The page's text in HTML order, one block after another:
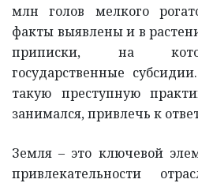
млн голов мелкого
факты выявлены и в
приписки, на
государственные
такую преступную
занимался, привлечь к
Земля – это ключевой
привлекательности